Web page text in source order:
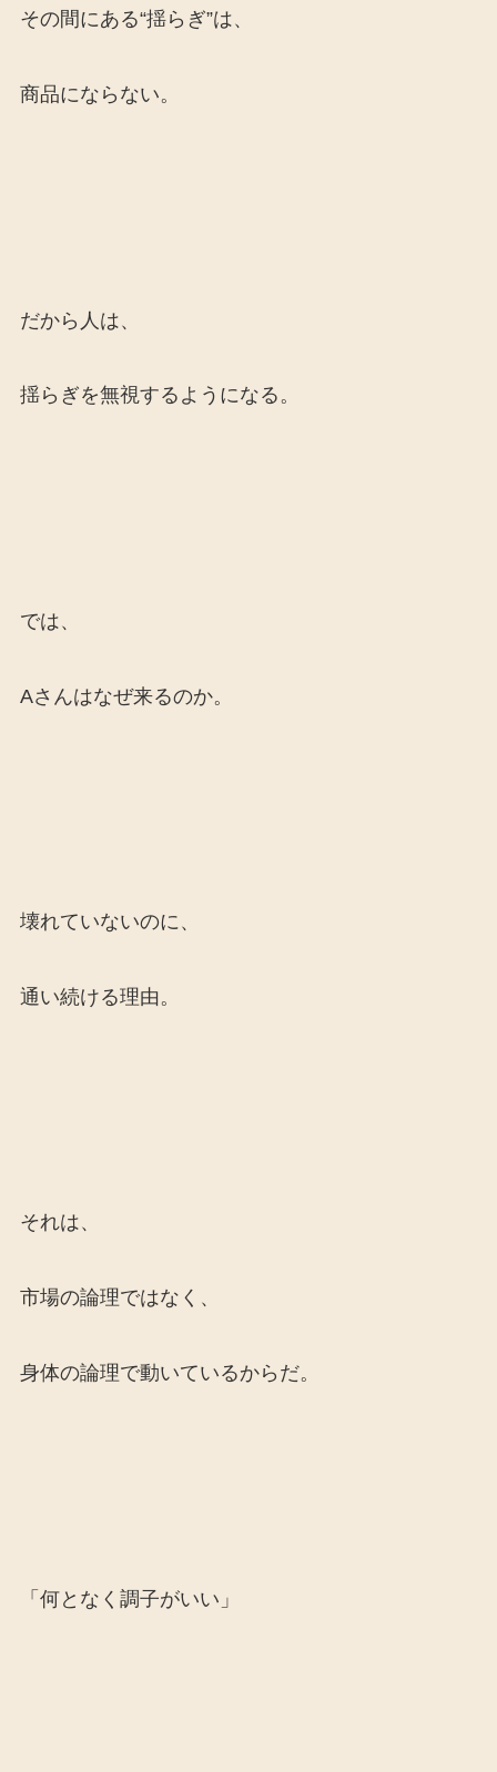
その間にある“揺らぎ”は、
商品にならない。
だから人は、
揺らぎを無視するようになる。
では、
Aさんはなぜ来るのか。
壊れていないのに、
通い続ける理由。
それは、
市場の論理ではなく、
身体の論理で動いているからだ。
「何となく調子がいい」